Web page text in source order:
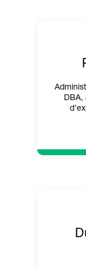
DBA,